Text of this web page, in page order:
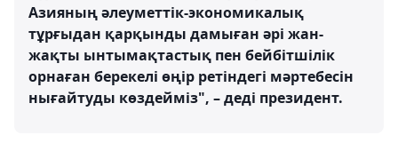
Азияның әлеуметтік-экономикалық
тұрғыдан қарқынды дамыған әрі жан-
жақты ынтымақтастық пен бейбітшілік
орнаған берекелі өңір ретіндегі мәртебесін
нығайтуды көздейміз", – деді президент.